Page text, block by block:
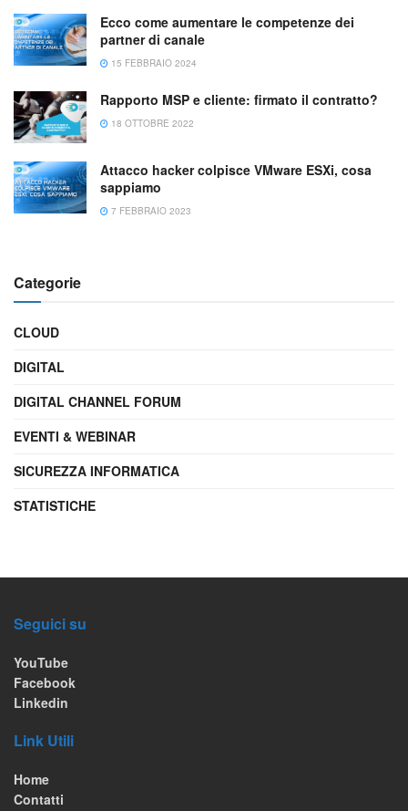
Ecco come aumentare le competenze dei
partner di canale
15 FEBBRAIO 2024
Rapporto MSP e cliente: firmato il contratto?
18 OTTOBRE 2022
Attacco hacker colpisce VMware ESXi, cosa
sappiamo
7 FEBBRAIO 2023
Categorie
CLOUD
DIGITAL
DIGITAL CHANNEL FORUM
EVENTI & WEBINAR
SICUREZZA INFORMATICA
STATISTICHE
Seguici su
YouTube
Facebook
Linkedin
Link Utili
Home
Contatti